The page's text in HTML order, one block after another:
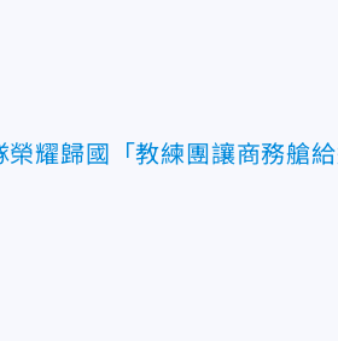
榮耀歸國「教練團讓商務艙